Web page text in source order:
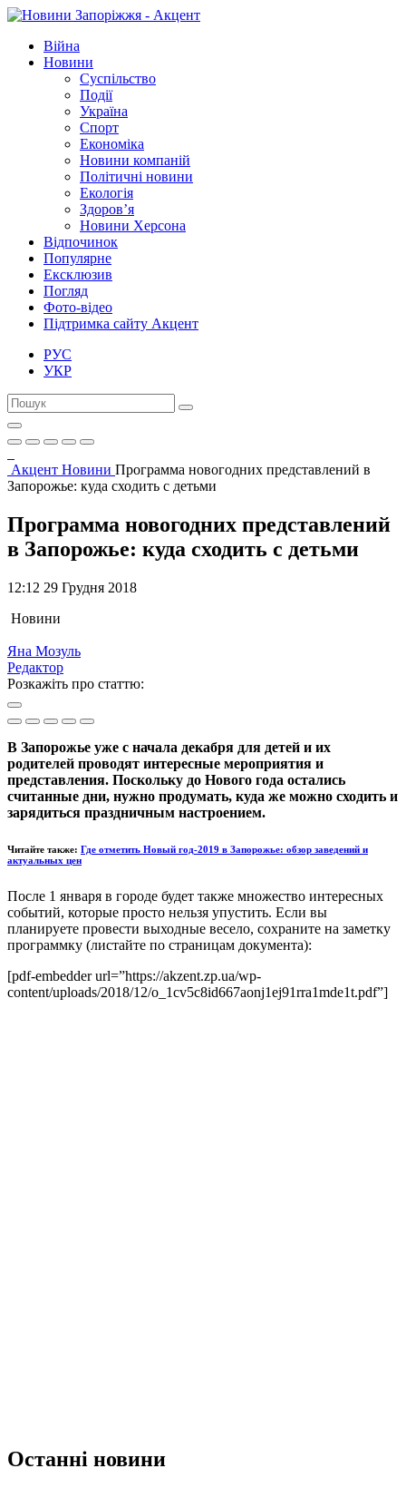
Війна
Новини
Суспільство
Події
Україна
Спорт
Економіка
Новини компаній
Політичні новини
Екологія
Здоров’я
Новини Херсона
Відпочинок
Популярне
Ексклюзив
Погляд
Фото-відео
Підтримка сайту Акцент
РУС
УКР
Акцент Новини Программа новогодних представлений в
Запорожье: куда сходить с детьми
Программа новогодних представлений
в Запорожье: куда сходить с детьми
12:12 29 Грудня 2018
Новини
Яна Мозуль
Редактор
Розкажіть про статтю:
В Запорожье уже с начала декабря для детей и их
родителей проводят интересные мероприятия и
представления. Поскольку до Нового года остались
считанные дни, нужно продумать, куда же можно сходить и
зарядиться праздничным настроением.
Читайте также: Где отметить Новый год-2019 в Запорожье: обзор заведений и
актуальных цен
После 1 января в городе будет также множество интересных
событий, которые просто нельзя упустить. Если вы
планируете провести выходные весело, сохраните на заметку
программку (листайте по страницам документа):
[pdf-embedder url=”https://akzent.zp.ua/wp-
content/uploads/2018/12/o_1cv5c8id667aonj1ej91rra1mde1t.pdf”]
Останні новини